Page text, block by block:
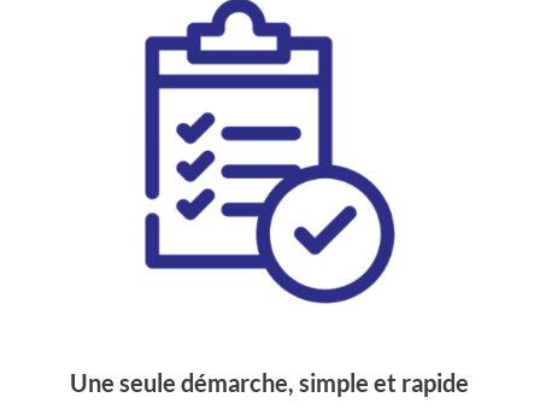
Une seule démarche, simple et rapide